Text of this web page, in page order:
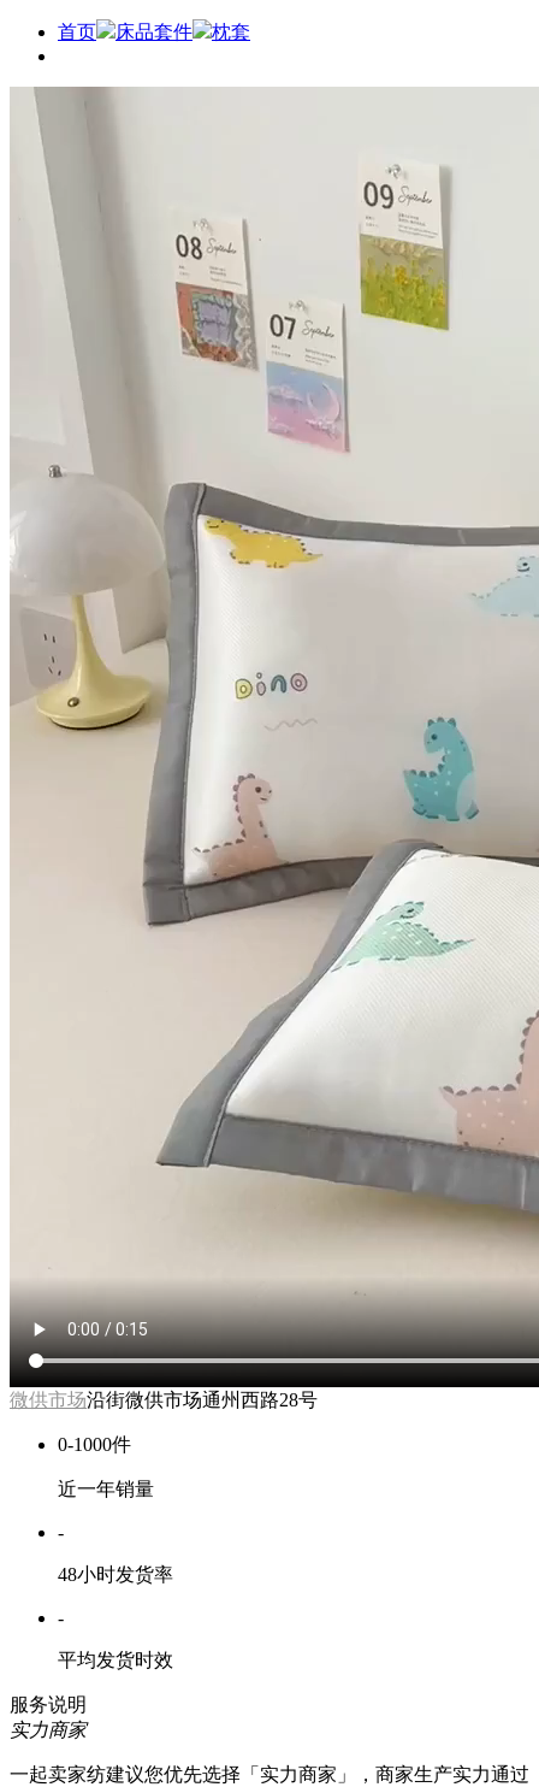
首页 床品套件 枕套
2025新款碳光冰丝儿童凉席枕
乐秀家纺
9年店
微供市场沿街微供市场通州西路28号
0-1000件
近一年销量
-
48小时发货率
-
平均发货时效
服务说明
实力商家
一起卖家纺建议您优先选择「实力商家」，商家生产实力通过